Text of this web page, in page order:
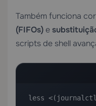
Também funciona
(FIFOs) e
scripts de shell
less